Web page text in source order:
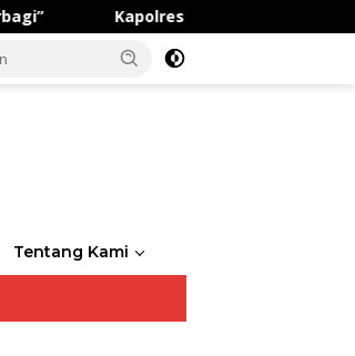
Kapolres Gresik Buka Latihan
Tentang Kami